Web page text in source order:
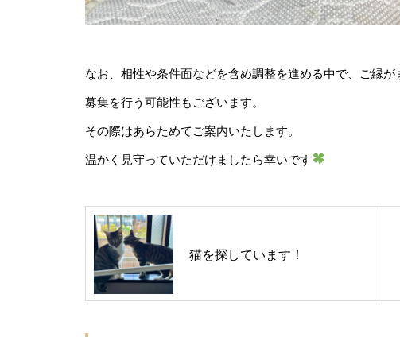
なお、相性や条件面などを含め調整を進める中で、ご縁
募集を行う可能性もございます。
その際はあらためてご案内いたします。
温かく見守っていただけましたら幸いです
猫を探しています！